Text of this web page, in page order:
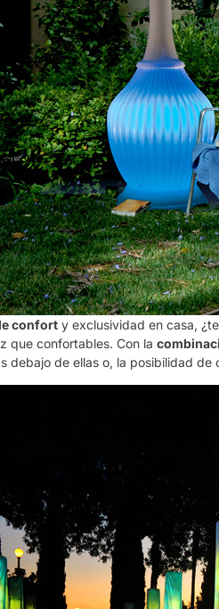
confort y exclusividad en casa,
que confortables. Con la
debajo de ellas o, la posibilidad